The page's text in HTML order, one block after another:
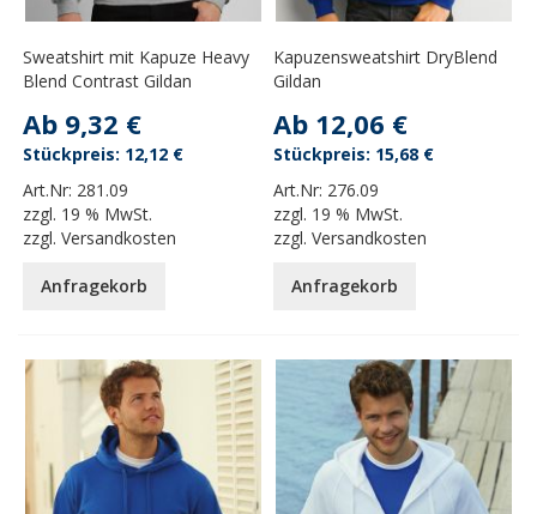
Sweatshirt mit Kapuze Heavy
Blend Contrast Gildan
Ab 9,32 €
Art.Nr: 281.09
zzgl. 19 % MwSt.
zzgl.Versandkosten
12,12 €
Anfragekorb
Kapuzensweatshirt DryBlend
Gildan
Ab 12,06 €
Art.Nr: 276.09
zzgl. 19 % MwSt.
zzgl.Versandkosten
15,68 €
Anfragekorb